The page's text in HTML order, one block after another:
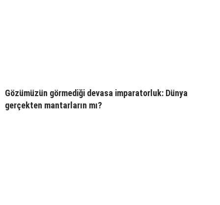
Gözümüzün görmediği devasa imparatorluk: Dünya
gerçekten mantarların mı?